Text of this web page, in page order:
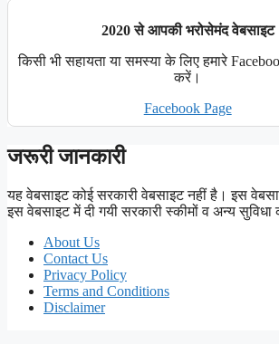
2020 से आपकी भरोसेमंद वेबसाइट
किसी भी सहायता या समस्या के लिए हमारे
करें।
Facebook Page
जरूरी जानकारी
यह वेबसाइट कोई सरकारी वेबसाइट नहीं है। इस
इस वेबसाइट में दी गयी सरकारी स्कीमों व अन्य
About Us
Contact Us
Privacy Policy
Terms and Conditions
Disclaimer